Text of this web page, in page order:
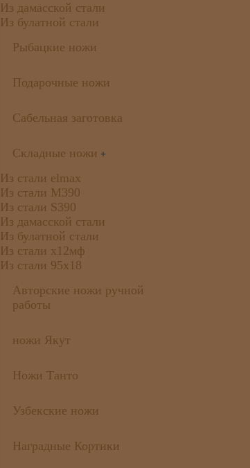
Из дамасской стали
Из булатной стали
Рыбацкие ножи
Подарочные ножи
Сабельная заготовка
Складные ножи +
Из стали elmax
Из стали М390
Из стали S390
Из дамасской стали
Из булатной стали
Из стали х12мф
Из стали 95х18
Авторские ножи ручной
работы
ножи Якут
Ножи Танто
Узбекские ножи
Наградные Кортики